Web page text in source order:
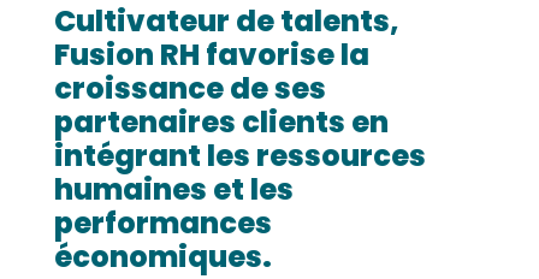
Cultivateur de talents,
Fusion RH favorise la
croissance de ses
partenaires clients en
intégrant les ressources
humaines et les
performances
économiques.